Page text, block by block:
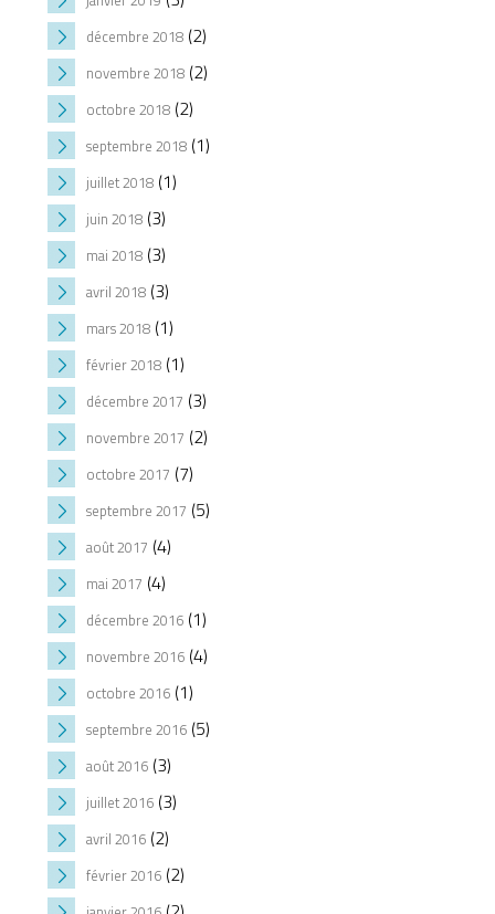
décembre 2018(2)
novembre 2018(2)
octobre 2018(2)
septembre 2018(1)
juillet 2018(1)
juin 2018(3)
mai 2018(3)
avril 2018(3)
mars 2018(1)
février 2018(1)
décembre 2017 (3)
novembre 2017 (2)
octobre 2017 (7)
septembre 2017 (5)
août 2017 (4)
mai 2017 (4)
décembre 2016(1)
novembre 2016(4)
octobre 2016(1)
septembre 2016(5)
août 2016(3)
juillet 2016(3)
avril 2016(2)
février 2016(2)